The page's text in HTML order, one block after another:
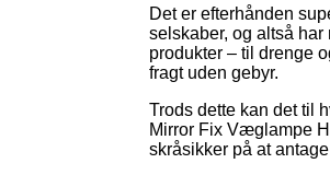
Det er efterhånden
selskaber, og altså
produkter – til drenge
fragt uden gebyr.
Trods dette kan det til
Mirror Fix Væglampe
skråsikker på at